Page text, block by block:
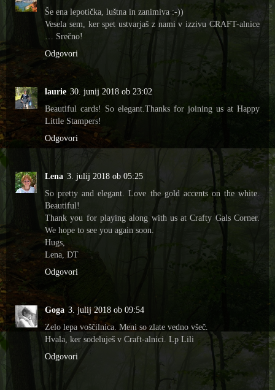
Še ena lepotička, luštna in zanimiva :-))
Vesela sem, ker spet ustvarjaš z nami v izzivu CRAFT-alnice
… Srečno!
Odgovori
laurie 30. junij 2018 ob 23:02
Beautiful cards! So elegant.Thanks for joining us at Happy
Little Stampers!
Odgovori
Lena 3. julij 2018 ob 05:25
So pretty and elegant. Love the gold accents on the white.
Beautiful!
Thank you for playing along with us at Crafty Gals Corner.
We hope to see you again soon.
Hugs,
Lena, DT
Odgovori
Goga 3. julij 2018 ob 09:54
Zelo lepa voščilnica. Meni so zlate vedno všeč.
Hvala, ker sodeluješ v Craft-alnici. Lp Lili
Odgovori